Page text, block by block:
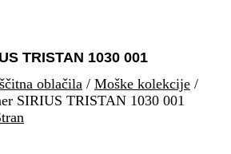
TRISTAN 1030 001
oblačila / Moške kolekcije /
SIRIUS TRISTAN 1030 001